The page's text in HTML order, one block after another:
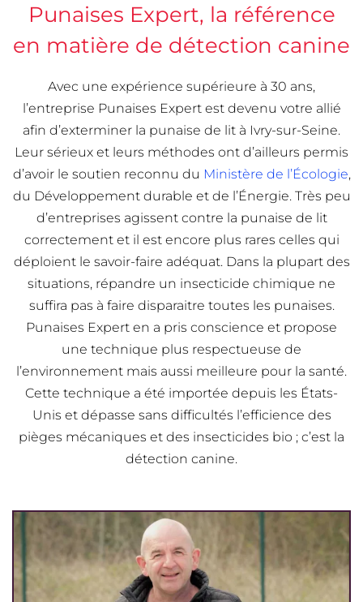
Punaises Expert, la référence
en matière de détection canine
Avec une expérience supérieure à 30 ans,
l’entreprise Punaises Expert est devenu votre allié
afin d’exterminer la punaise de lit à Ivry-sur-Seine.
Leur sérieux et leurs méthodes ont d’ailleurs permis
d’avoir le soutien reconnu du Ministère de l’Écologie,
du Développement durable et de l’Énergie. Très peu
d’entreprises agissent contre la punaise de lit
correctement et il est encore plus rares celles qui
déploient le savoir-faire adéquat. Dans la plupart des
situations, répandre un insecticide chimique ne
suffira pas à faire disparaitre toutes les punaises.
Punaises Expert en a pris conscience et propose
une technique plus respectueuse de
l’environnement mais aussi meilleure pour la santé.
Cette technique a été importée depuis les États-
Unis et dépasse sans difficultés l’efficience des
pièges mécaniques et des insecticides bio ; c’est la
détection canine.